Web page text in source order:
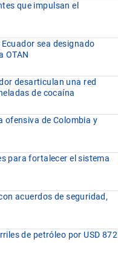
que impulsan el
sea designado
OTAN
desarticulan una red
de cocaína
ofensiva de Colombia y
para fortalecer el sistema
acuerdos de seguridad,
de petróleo por USD 872